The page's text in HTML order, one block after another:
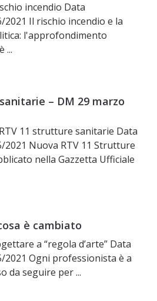
incendio Data
Il rischio incendio e la
l'approfondimento
...
– DM 29 marzo
11 strutture sanitarie Data
2021 Nuova RTV 11 Strutture
nella Gazzetta Ufficiale
è cambiato
a “regola d’arte” Data
2021 Ogni professionista è a
da seguire per ...